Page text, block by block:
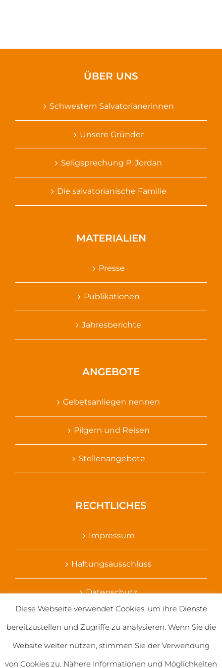
ÜBER UNS
Schwestern Salvatorianerinnen
Unsere Gründer
Seligsprechung P. Jordan
Die salvatorianische Familie
MATERIALIEN
Presse
Publikationen
Jahresberichte
ANGEBOTE
Gebetsanliegen nennen
Pilgern und Reisen
Stellenangebote
RECHTLICHES
Impressum
Haftungsausschluss
Datenschutz
Diese Webseite verwendet Cookies, um ihre Dienste
bereitzustellen und Zugriffe zu analysieren. Wenn Sie die
Website weiter nutzen, stimmen Sie der Verwendung
von Cookies zu. Nähere Informationen und Möglichkeiten